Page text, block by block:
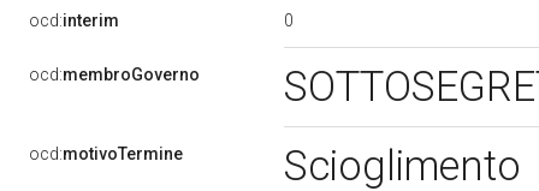
ocd:interim 0
ocd:membroGoverno
ocd:motivoTermine Scioglimento